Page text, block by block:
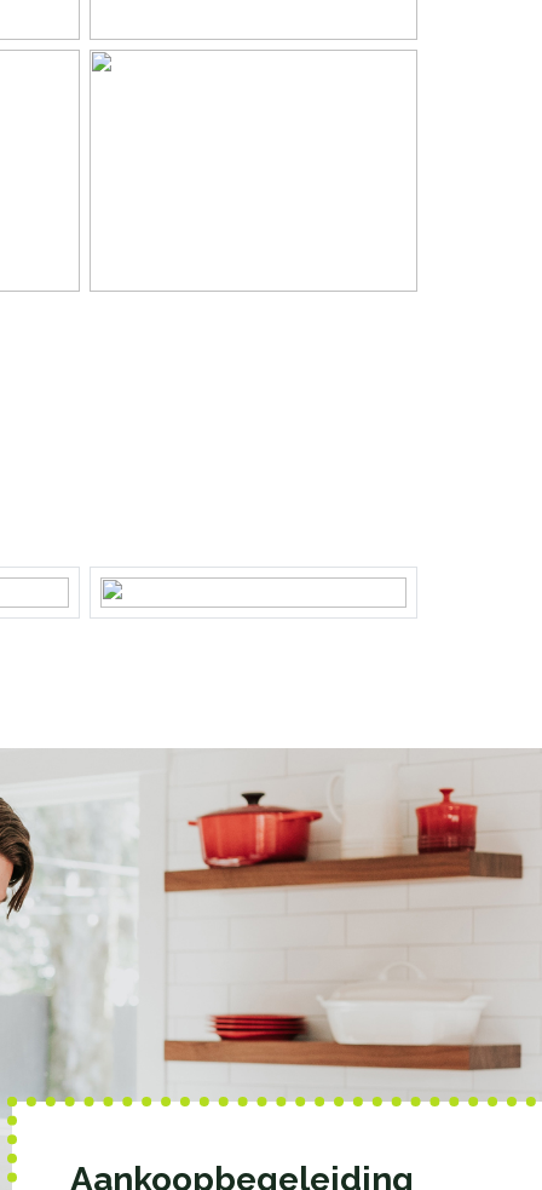
Aankoopbegeleiding